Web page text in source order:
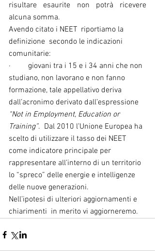
risultare esaurite non potrà ricevere
alcuna somma.
Avendo citato i NEET  riportiamo la
definizione  secondo le indicazioni
comunitarie:
·         giovani tra i 15 e i 34 anni che non
studiano, non lavorano e non fanno
formazione, tale appellativo deriva
dall’acronimo derivato dall’espressione
“Not in Employment, Education or
Training”.  Dal 2010 l’Unione Europea ha
scelto di utilizzare il tasso dei NEET
come indicatore principale per
rappresentare all’interno di un territorio
lo “spreco” delle energie e intelligenze
delle nuove generazioni.
Nell’ipotesi di ulteriori aggiornamenti e
chiarimenti  in merito vi aggiorneremo.